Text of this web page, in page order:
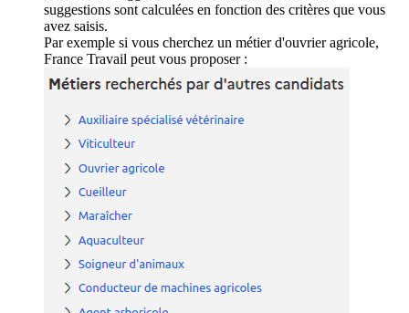
suggestions sont calculées en fonction des critères que vous
avez saisis.
Par exemple si vous cherchez un métier d'ouvrier agricole,
France Travail peut vous proposer :